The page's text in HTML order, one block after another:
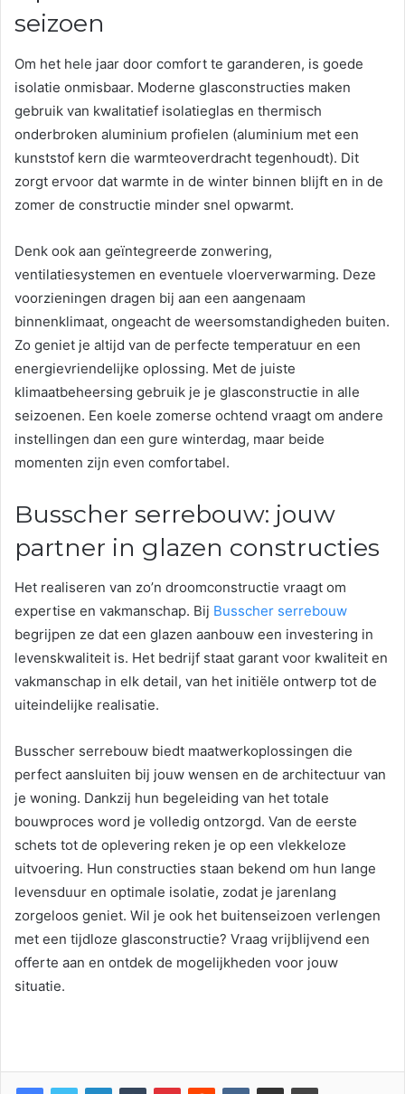
seizoen
Om het hele jaar door comfort te garanderen, is goede
isolatie onmisbaar. Moderne glasconstructies maken
gebruik van kwalitatief isolatieglas en thermisch
onderbroken aluminium profielen (aluminium met een
kunststof kern die warmteoverdracht tegenhoudt). Dit
zorgt ervoor dat warmte in de winter binnen blijft en in de
zomer de constructie minder snel opwarmt.
Denk ook aan geïntegreerde zonwering,
ventilatiesystemen en eventuele vloerverwarming. Deze
voorzieningen dragen bij aan een aangenaam
binnenklimaat, ongeacht de weersomstandigheden buiten.
Zo geniet je altijd van de perfecte temperatuur en een
energievriendelijke oplossing. Met de juiste
klimaatbeheersing gebruik je je glasconstructie in alle
seizoenen. Een koele zomerse ochtend vraagt om andere
instellingen dan een gure winterdag, maar beide
momenten zijn even comfortabel.
Busscher serrebouw: jouw
partner in glazen constructies
Het realiseren van zo’n droomconstructie vraagt om
expertise en vakmanschap. Bij Busscher serrebouw
begrijpen ze dat een glazen aanbouw een investering in
levenskwaliteit is. Het bedrijf staat garant voor kwaliteit en
vakmanschap in elk detail, van het initiële ontwerp tot de
uiteindelijke realisatie.
Busscher serrebouw biedt maatwerkoplossingen die
perfect aansluiten bij jouw wensen en de architectuur van
je woning. Dankzij hun begeleiding van het totale
bouwproces word je volledig ontzorgd. Van de eerste
schets tot de oplevering reken je op een vlekkeloze
uitvoering. Hun constructies staan bekend om hun lange
levensduur en optimale isolatie, zodat je jarenlang
zorgeloos geniet. Wil je ook het buitenseizoen verlengen
met een tijdloze glasconstructie? Vraag vrijblijvend een
offerte aan en ontdek de mogelijkheden voor jouw
situatie.